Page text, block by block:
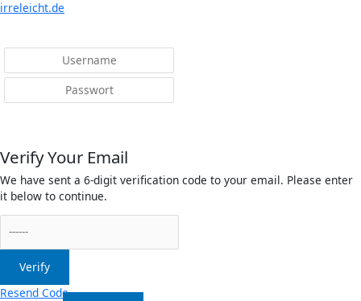
irreleicht.de
Verify Your Email
We have sent a 6-digit verification code to your email. Please enter
it below to continue.
Verify
Resend Code
Menü